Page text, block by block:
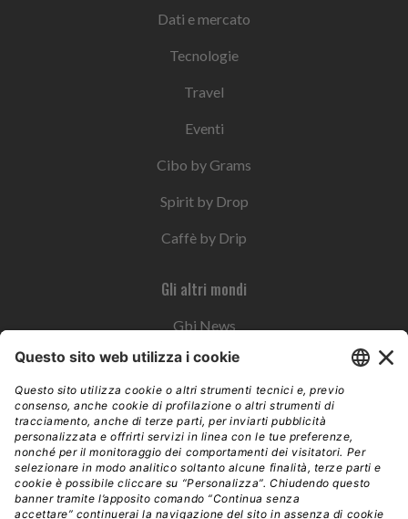
Dati e mercato
Tecnologie
Travel
Eventi
Cibo by Grams
Spirit by Drop
Caffè by Drip
Gli altri mondi
Gbi News
Instoremag
Esplora il gruppo
Edra Edizioni
Edizioni LSWR